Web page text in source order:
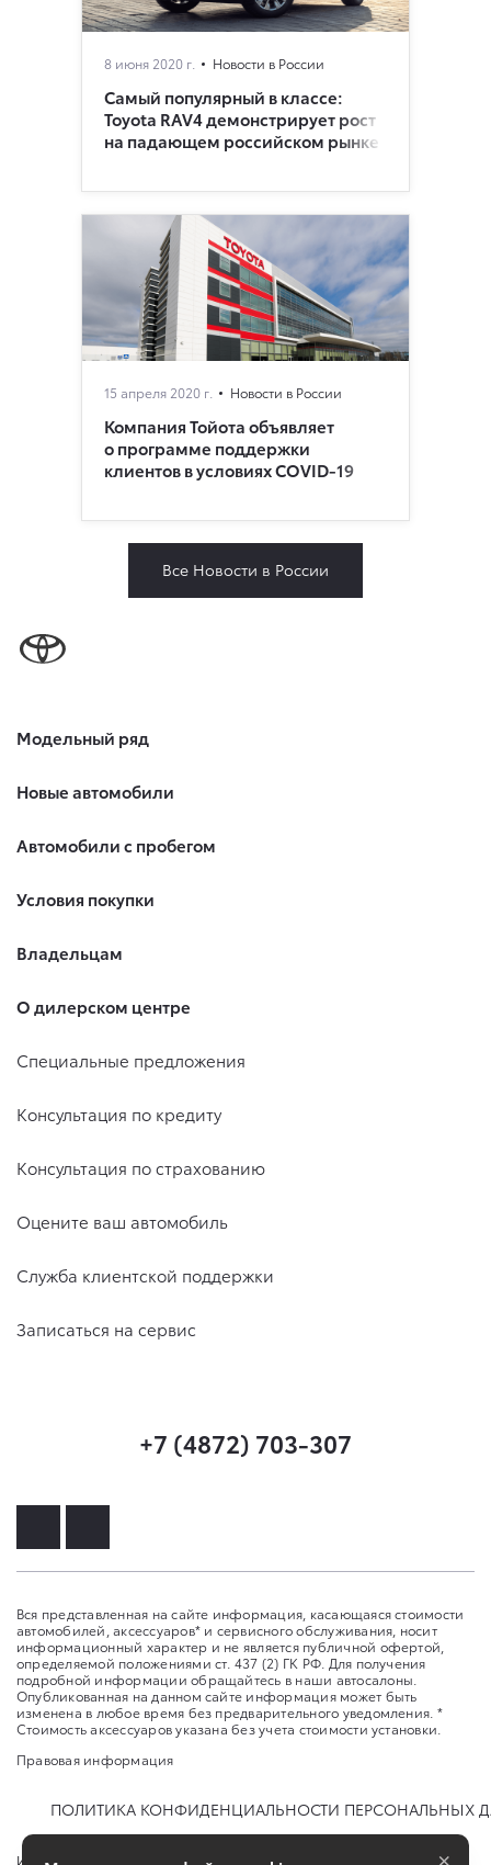
8 июня 2020 г. Новости в России
Самый популярный в классе:
Toyota RAV4 демонстрирует рост
на падающем российском рынке
15 апреля 2020 г. Новости в России
Компания Тойота объявляет
о программе поддержки
клиентов в условиях COVID-19
Все Новости в России
Модельный ряд
Новые автомобили
Автомобили с пробегом
Условия покупки
Владельцам
О дилерском центре
Специальные предложения
Консультация по кредиту
Консультация по страхованию
Оцените ваш автомобиль
Служба клиентской поддержки
Записаться на сервис
+7 (4872) 703-307
Вся представленная на сайте информация, касающаяся стоимости
автомобилей, аксессуаров* и сервисного обслуживания, носит
информационный характер и не является публичной офертой,
определяемой положениями ст. 437 (2) ГК РФ. Для получения
подробной информации обращайтесь в наши автосалоны.
Опубликованная на данном сайте информация может быть
изменена в любое время без предварительного уведомления. *
Стоимость аксессуаров указана без учета стоимости установки.
Правовая информация
ПОЛИТИКА КОНФИДЕНЦИАЛЬНОСТИ ПЕРСОНАЛЬНЫХ
Изменить настройку cookies